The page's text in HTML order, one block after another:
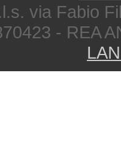
via Fabio
- REA